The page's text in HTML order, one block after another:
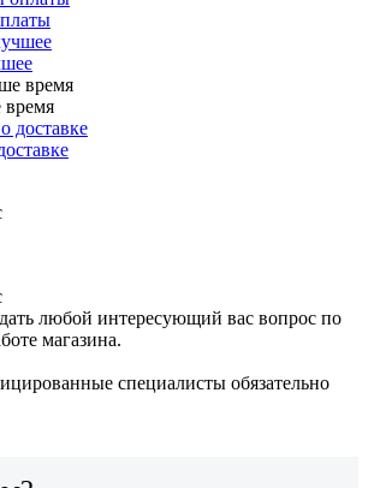
любой интересующий вас вопрос по
магазина.
специалисты обязательно